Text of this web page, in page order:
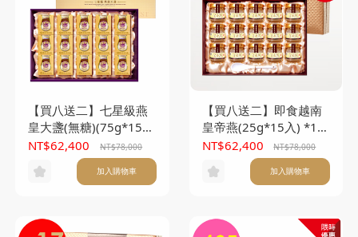
【買八送二】七星級燕
皇大盞(無糖)(75g*15
入/盒) *10盒
NT$62,400 NT$78,000
加入購物車
【買八送二】即食越南
皇帝燕(25g*15入) *10
盒
NT$62,400 NT$78,000
加入購物車